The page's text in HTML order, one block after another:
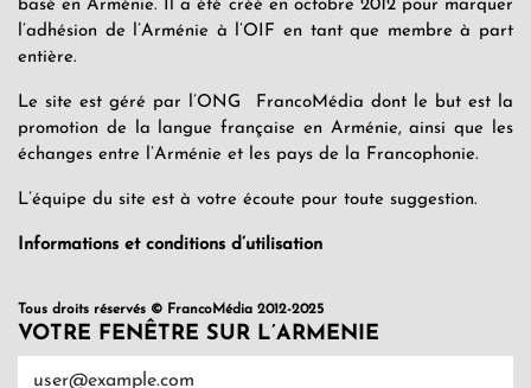
basé en Arménie. Il a été créé en octobre 2012 pour marquer
l’adhésion de l’Arménie à l’OIF en tant que membre à part
entière.
Le site est géré par l’ONG FrancoMédia dont le but est la
promotion de la langue française en Arménie, ainsi que les
échanges entre l’Arménie et les pays de la Francophonie.
L’équipe du site est à votre écoute pour toute suggestion.
Informations et conditions d’utilisation
Tous droits réservés © FrancoMédia 2012-2025
VOTRE FENÊTRE SUR L’ARMENIE